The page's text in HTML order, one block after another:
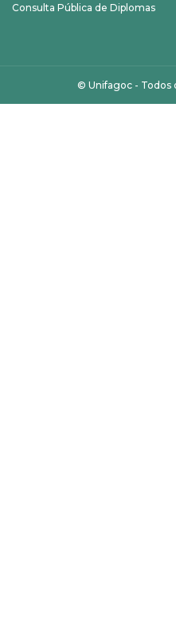
Consulta Pública de Diplomas
© Unifagoc- Todos